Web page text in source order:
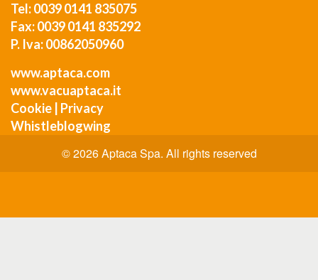
Tel: 0039 0141 835075
Fax: 0039 0141 835292
P. Iva: 00862050960
www.aptaca.com
www.vacuaptaca.it
Cookie Privacy
Whistleblogwing
© 2026 Aptaca Spa. All rights reserved